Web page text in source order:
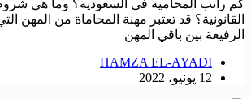
كم راتب المحامية في السعودية؟ وما هي
القانونية؟ قد تعتبر مهنة المحاماة من المهن
الرفيعة بين باقي المهن
HAMZA EL-AYADI
12 يونيو، 2022